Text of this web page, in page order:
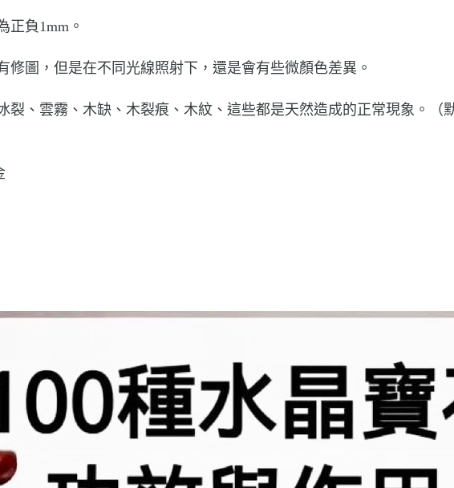
正負1mm。
修圖，但是在不同光線照射下，還是會有些微顏色差異。
裂、雲霧、木缺、木裂痕、木紋、這些都是天然造成的正常現象。（